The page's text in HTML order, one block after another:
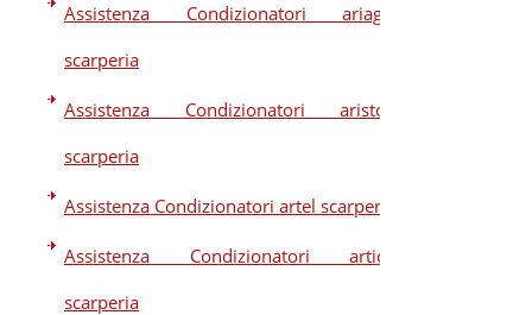
Assistenza Condizionatori ariagel
scarperia
Assistenza Condizionatori ariston
scarperia
Assistenza Condizionatori artel scarperia
Assistenza Condizionatori artide
scarperia